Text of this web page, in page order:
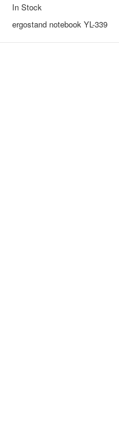
In Stock
ergostand notebook YL-339